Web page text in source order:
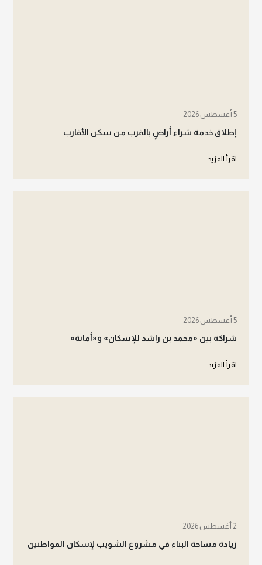
5 أغسطس 2026
إطلاق خدمة شراء أراضٍ بالقرب من سكن الأقارب
اقرأ المزيد
5 أغسطس 2026
شراكة بين «محمد بن راشد للإسكان» و«أمانة»
اقرأ المزيد
2 أغسطس 2026
زيادة مساحة البناء في مشروع الشويب لإسكان المواطنين